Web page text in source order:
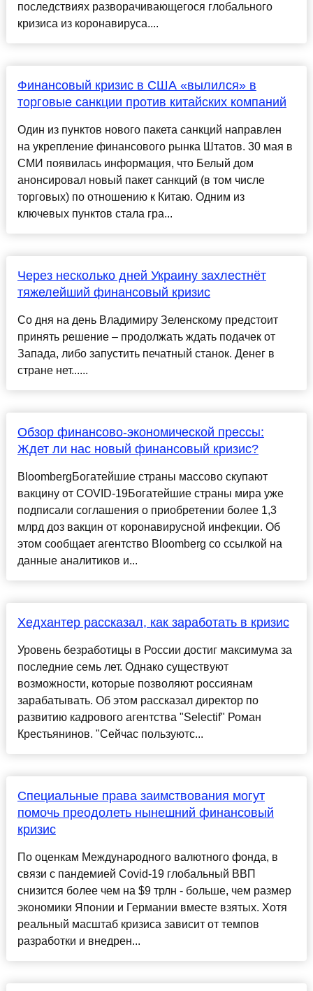
последствиях разворачивающегося глобального
кризиса из коронавируса....
Финансовый кризис в США «вылился» в
торговые санкции против китайских компаний
Один из пунктов нового пакета санкций направлен
на укрепление финансового рынка Штатов. 30 мая в
СМИ появилась информация, что Белый дом
анонсировал новый пакет санкций (в том числе
торговых) по отношению к Китаю. Одним из
ключевых пунктов стала гра...
Через несколько дней Украину захлестнёт
тяжелейший финансовый кризис
Со дня на день Владимиру Зеленскому предстоит
принять решение – продолжать ждать подачек от
Запада, либо запустить печатный станок. Денег в
стране нет......
Обзор финансово-экономической прессы:
Ждет ли нас новый финансовый кризис?
BloombergБогатейшие страны массово скупают
вакцину от COVID-19Богатейшие страны мира уже
подписали соглашения о приобретении более 1,3
млрд доз вакцин от коронавирусной инфекции. Об
этом сообщает агентство Bloomberg со ссылкой на
данные аналитиков и...
Хедхантер рассказал, как заработать в кризис
Уровень безработицы в России достиг максимума за
последние семь лет. Однако существуют
возможности, которые позволяют россиянам
зарабатывать. Об этом рассказал директор по
развитию кадрового агентства "Selectif" Роман
Крестьянинов. "Сейчас пользуютс...
Специальные права заимствования могут
помочь преодолеть нынешний финансовый
кризис
По оценкам Международного валютного фонда, в
связи с пандемией Covid-19 глобальный ВВП
снизится более чем на $9 трлн - больше, чем размер
экономики Японии и Германии вместе взятых. Хотя
реальный масштаб кризиса зависит от темпов
разработки и внедрен...